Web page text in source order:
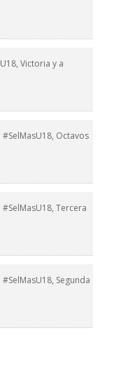
Victoria y a
#SelMasU18, Octavos
Tercera
Segunda